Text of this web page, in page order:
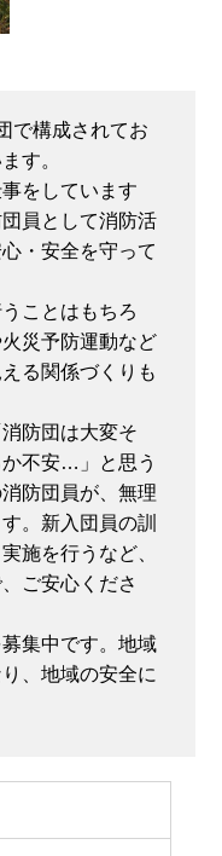
で構成されてお
す。
をしています
員として消防活
・安全を守って
ことはもちろ
災予防運動など
る関係づくりも
防団は大変そ
不安…」と思う
防団員が、無理
。新入団員の訓
施を行うなど、
ご安心くださ
集中です。地域
、地域の安全に